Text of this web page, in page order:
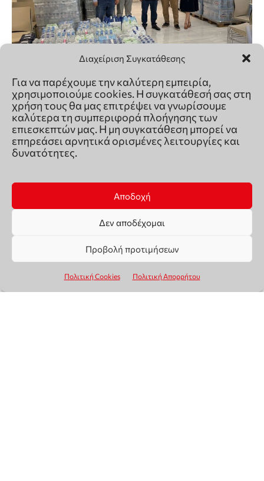
Διαχείριση Συγκατάθεσης
Για να παρέχουμε την καλύτερη εμπειρία,
χρησιμοποιούμε cookies. Η συγκατάθεσή σας στη
χρήση τους θα μας επιτρέψει να γνωρίσουμε
καλύτερα τη συμπεριφορά πλοήγησης των
επιεσκεπτών μας. Η μη συγκατάθεση μπορεί να
επηρεάσει αρνητικά ορισμένες λειτουργίες και
δυνατότητες.
Αποδοχή
Δεν αποδέχομαι
Προβολή προτιμήσεων
Πολιτική Cookies Πολιτική Απορρήτου